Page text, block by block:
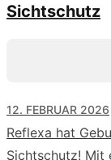
Sichtschutz
12. FEBRUAR 2026
Reflexa hat
Sichtschutz! Mit